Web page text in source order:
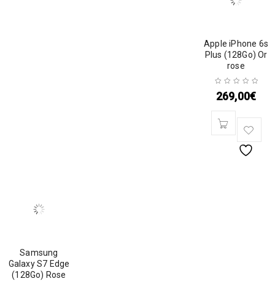
Apple iPhone 6s
Plus (128Go) Or
rose
269,00€
Samsung
Galaxy S7 Edge
(128Go) Rose